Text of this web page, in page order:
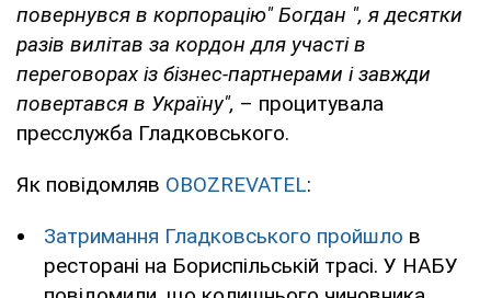
повернувся в корпорацію" Богдан ", я десятки
разів вилітав за кордон для участі в
переговорах із бізнес-партнерами і завжди
повертався в Україну", – процитувала
пресслужба Гладковського.
Як повідомляв OBOZREVATEL:
Затримання Гладковського пройшло в
ресторані на Бориспільській трасі. У НАБУ